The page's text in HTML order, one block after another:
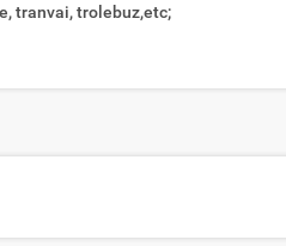
tranvai, trolebuz,etc;